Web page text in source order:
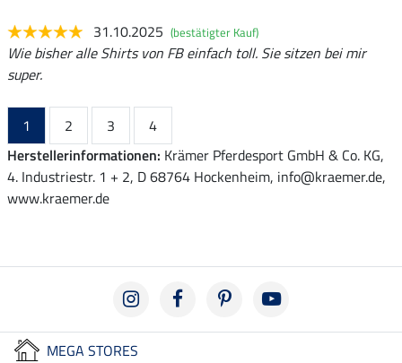
31.10.2025 (bestätigter Kauf)
Wie bisher alle Shirts von FB einfach toll. Sie sitzen bei mir
super.
1 2 3
4
Herstellerinformationen: Krämer Pferdesport GmbH & Co. KG,
4. Industriestr. 1 + 2, D 68764 Hockenheim, info@kraemer.de,
www.kraemer.de
MEGA STORES